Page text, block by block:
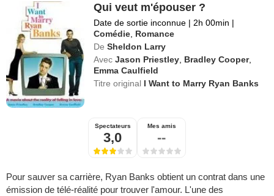
Qui veut m'épouser ?
Date de sortie inconnue | 2h 00min |
Comédie Romance
De Sheldon Larry
Avec Jason Priestley Bradley Cooper,
Emma Caulfield
Titre original I Want to Marry Ryan Banks
Spectateurs
3,0
Mes amis
--
Pour sauver sa carrière, Ryan Banks obtient un contrat dans une
émission de télé-réalité pour trouver l'amour. L'une des